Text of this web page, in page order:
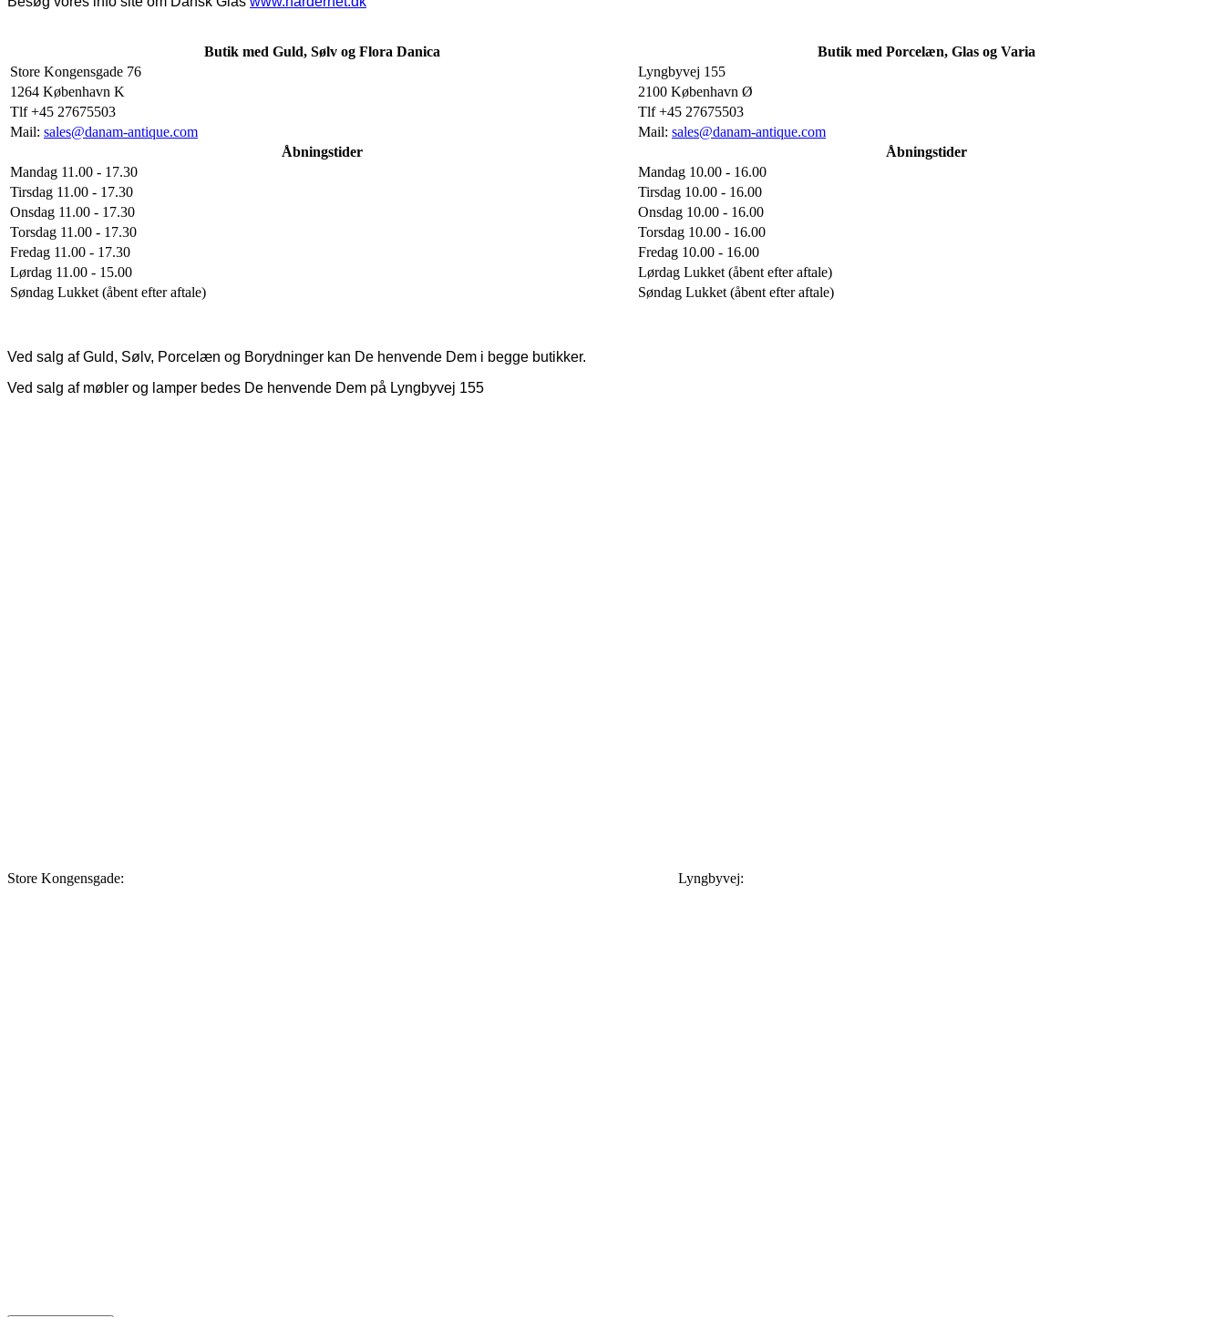
Butik med Guld, Sølv og Flora Danica
Butik med Porcelæn, Glas og Varia
Store Kongensgade 76
Lyngbyvej 155
1264 København K
2100 København Ø
Tlf +45 27675503
Tlf +45 27675503
Mail: sales@danam-antique.com Mail: sales@danam-antique.com
Åbningstider
Åbningstider
Mandag 11.00 - 17.30
Mandag 10.00 - 16.00
Tirsdag 11.00 - 17.30
Tirsdag 10.00 - 16.00
Onsdag 11.00 - 17.30
Onsdag 10.00 - 16.00
Torsdag 11.00 - 17.30
Torsdag 10.00 - 16.00
Fredag 11.00 - 17.30
Fredag 10.00 - 16.00
Lørdag 11.00 - 15.00
Lørdag Lukket (åbent efter aftale)
Søndag Lukket (åbent efter aftale)
Søndag Lukket (åbent efter aftale)
Ved salg af Guld, Sølv, Porcelæn og Borydninger kan De henvende Dem i begge butikker.
Ved salg af møbler og lamper bedes De henvende Dem på Lyngbyvej 155
Store Kongensgade: Lyngbyvej: